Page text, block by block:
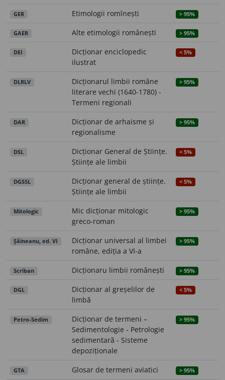
GER Etimologii romînești > 95%
GAER Alte etimologii românești > 95%
DEI
Dicționar enciclopedic
ilustrat
< 5%
DLRLV
Dicționarul limbii române
literare vechi (1640-1780) -
Termeni regionali
> 95%
DAR
Dicționar de arhaisme și
regionalisme
> 95%
DSL
Dicționar General de Științe.
Științe ale limbii
< 5%
DGSSL
Dicționar general de științe.
Științe ale limbii
< 5%
Mitologic
Mic dicționar mitologic
greco-roman
> 95%
Șăineanu, ed. VI
Dicționar universal al limbei
române, ediția a VI-a
> 95%
Scriban Dicționaru limbii românești > 95%
DGL
Dicționar al greșelilor de
limbă
< 5%
Petro-Sedim
Dicționar de termeni –
Sedimentologie - Petrologie
sedimentară - Sisteme
depoziționale
> 95%
GTA Glosar de termeni aviatici > 95%